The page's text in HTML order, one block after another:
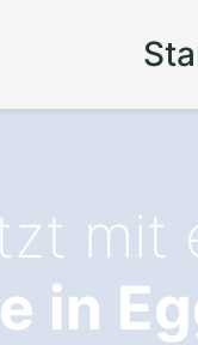
mit
in